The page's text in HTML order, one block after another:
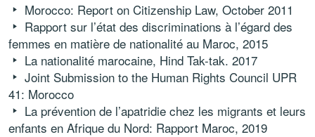
Morocco: Report on Citizenship Law, October 2011
Rapport sur l’état des discriminations à l’égard des
femmes en matière de nationalité au Maroc, 2015
La nationalité marocaine, Hind Tak-tak. 2017
Joint Submission to the Human Rights Council UPR
41: Morocco
La prévention de l’apatridie chez les migrants et leurs
enfants en Afrique du Nord: Rapport Maroc, 2019